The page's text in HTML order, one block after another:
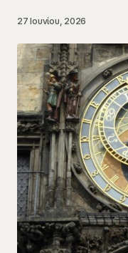
27 Ιουνίου, 2026